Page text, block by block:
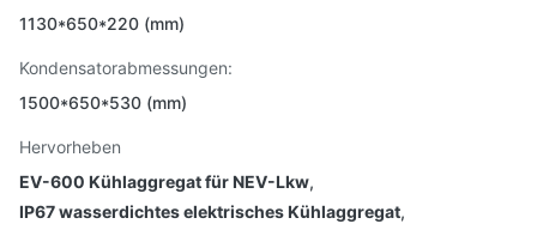
1130*650*220 (mm)
Kondensatorabmessungen:
1500*650*530 (mm)
Hervorheben
EV-600 Kühlaggregat für NEV-Lkw,
IP67 wasserdichtes elektrisches Kühlaggregat,